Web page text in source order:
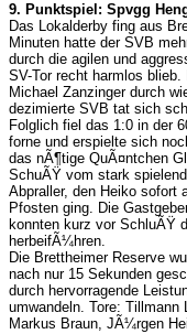
9. Punktspiel: Spvgg
Das Lokalderby fing aus
Minuten hatte der SVB
durch die agilen und
SV-Tor recht harmlos
Michael Zanzinger durch
dezimierte SVB tat sich
Folglich fiel das 1:0 in der
forne und erspielte sich
das nÃ¶tige QuÃ¤ntchen
SchuÃŸ vom stark
Abpraller, den Heiko sofort
Pfosten ging. Die
konnten kurz vor SchluÃŸ
herbeifÃ¼hren.
Die Brettheimer Reserve
nach nur 15 Sekunden
durch hervorragende
umwandeln. Tore:
Markus Braun, JÃ¼rgen